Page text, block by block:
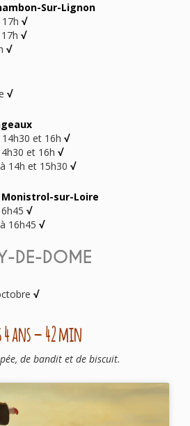
Sur-Lignon
√
√
√
√
et 16h √
et 16h √
14h et 15h30 √
sur-Loire
√
16h45 √
DE-DOME
√
4 ans – 42 min
de bandit et de biscuit.